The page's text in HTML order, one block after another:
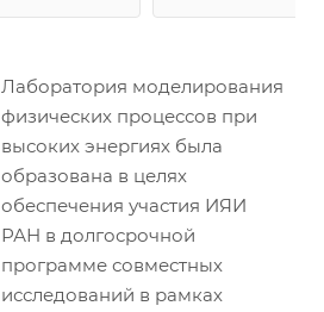
Лаборатория моделирования
физических процессов при
высоких энергиях была
образована в целях
обеспечения участия ИЯИ
РАН в долгосрочной
программе совместных
исследований в рамках